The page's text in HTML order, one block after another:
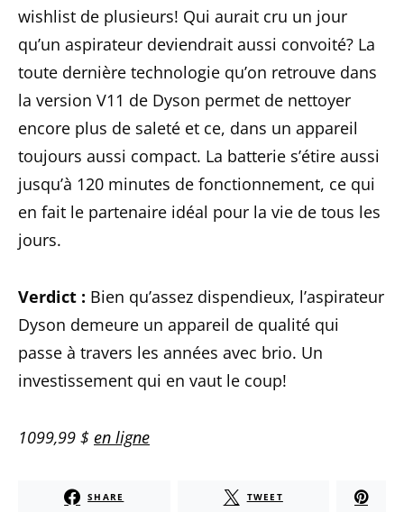
wishlist de plusieurs! Qui aurait cru un jour
qu’un aspirateur deviendrait aussi convoité? La
toute dernière technologie qu’on retrouve dans
la version V11 de Dyson permet de nettoyer
encore plus de saleté et ce, dans un appareil
toujours aussi compact. La batterie s’étire aussi
jusqu’à 120 minutes de fonctionnement, ce qui
en fait le partenaire idéal pour la vie de tous les
jours.
Verdict : Bien qu’assez dispendieux, l’aspirateur
Dyson demeure un appareil de qualité qui
passe à travers les années avec brio. Un
investissement qui en vaut le coup!
1099,99 $ en ligne
SHARE TWEET